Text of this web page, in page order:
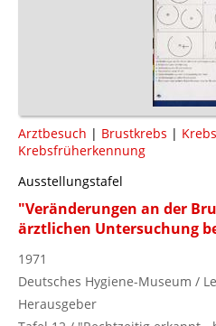
Arztbesuch | Brustkrebs |
Krebsfrüherkennung
Ausstellungstafel
"Veränderungen an der
ärztlichen Untersuchung
1971
Deutsches Hygiene-Museum /
Herausgeber